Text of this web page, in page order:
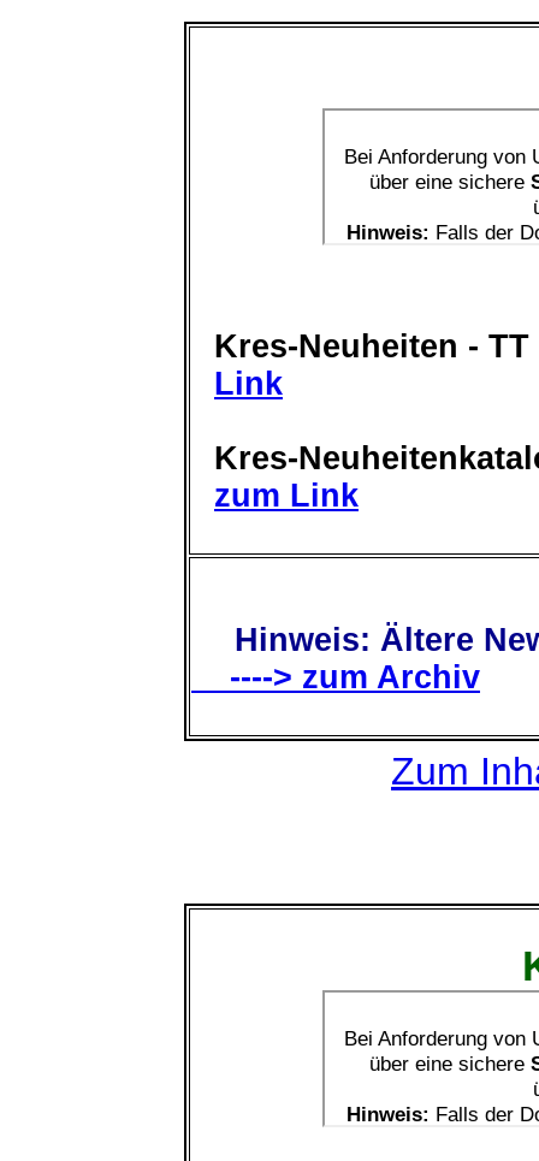
Kres-Neuheiten -
Link
Kres-
zum Link
Hinweis: Ältere
----> zum Archiv
Zum